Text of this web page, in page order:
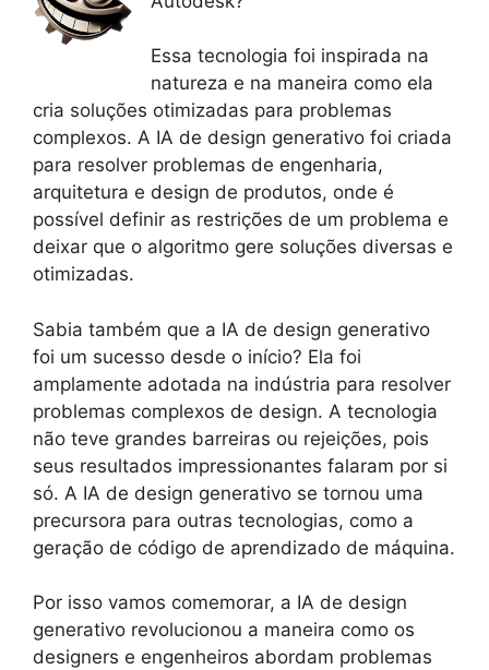
Essa tecnologia foi inspirada na
natureza e na maneira como ela
cria soluções otimizadas para problemas
complexos. A IA de design generativo foi criada
para resolver problemas de engenharia,
arquitetura e design de produtos, onde é
possível definir as restrições de um problema e
deixar que o algoritmo gere soluções diversas e
otimizadas.
Sabia também que a IA de design generativo
foi um sucesso desde o início? Ela foi
amplamente adotada na indústria para resolver
problemas complexos de design. A tecnologia
não teve grandes barreiras ou rejeições, pois
seus resultados impressionantes falaram por si
só. A IA de design generativo se tornou uma
precursora para outras tecnologias, como a
geração de código de aprendizado de máquina.
Por isso vamos comemorar, a IA de design
generativo revolucionou a maneira como os
designers e engenheiros abordam problemas